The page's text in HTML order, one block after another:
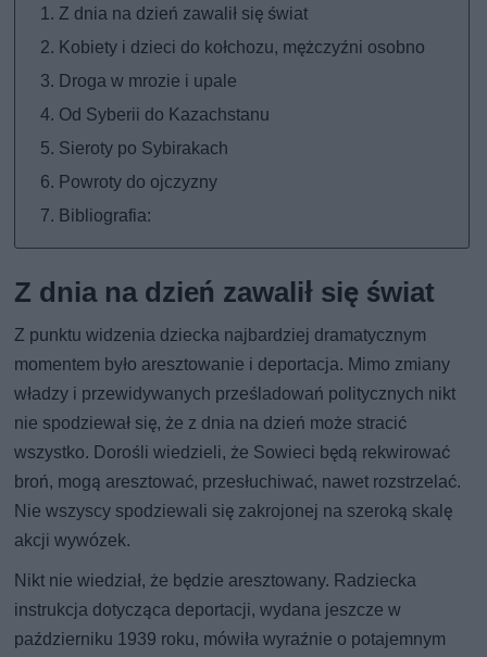
Z dnia na dzień zawalił się świat
Kobiety i dzieci do kołchozu, mężczyźni osobno
Droga w mrozie i upale
Od Syberii do Kazachstanu
Sieroty po Sybirakach
Powroty do ojczyzny
Bibliografia:
Z dnia na dzień zawalił się świat
Z punktu widzenia dziecka najbardziej dramatycznym
momentem było aresztowanie i deportacja. Mimo zmiany
władzy i przewidywanych prześladowań politycznych nikt
nie spodziewał się, że z dnia na dzień może stracić
wszystko. Dorośli wiedzieli, że Sowieci będą rekwirować
broń, mogą aresztować, przesłuchiwać, nawet rozstrzelać.
Nie wszyscy spodziewali się zakrojonej na szeroką skalę
akcji wywózek.
Nikt nie wiedział, że będzie aresztowany. Radziecka
instrukcja dotycząca deportacji, wydana jeszcze w
październiku 1939 roku, mówiła wyraźnie o potajemnym